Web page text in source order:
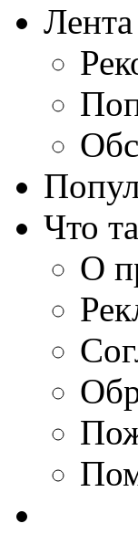
Лента
Что
О